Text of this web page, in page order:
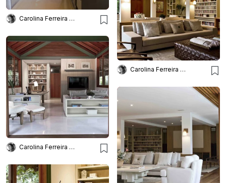
Carolina Ferreira Arquitetura
Carolina Ferreira Arquitetura
Carolina Ferreira Arquitetura